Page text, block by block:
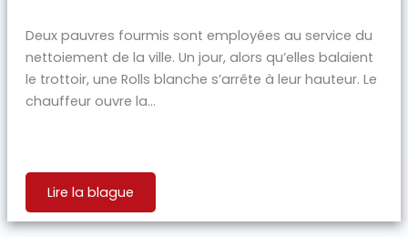
Deux pauvres fourmis sont employées au service du
nettoiement de la ville. Un jour, alors qu’elles balaient
le trottoir, une Rolls blanche s’arrête à leur hauteur. Le
chauffeur ouvre la...
Lire la blague